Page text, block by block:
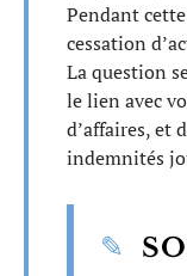
Pendant
cessation
La question
le lien avec
d’affaires, et
indemnités